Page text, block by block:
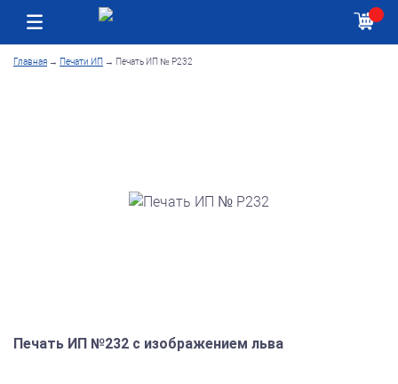
Главная → Печати ИП → Печать ИП № Р232
Печать ИП №232 с изображением льва